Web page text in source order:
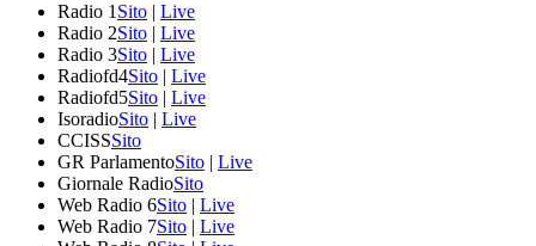
Radio 1 Sito | Live
Radio 2Sito | Live
Radio 3Sito | Live
Radiofd4Sito | Live
Radiofd5Sito | Live
IsoradioSito | Live
CCISSSito
GR ParlamentoSito | Live
Giornale RadioSito
Web Radio 6Sito | Live
Web Radio 7Sito | Live